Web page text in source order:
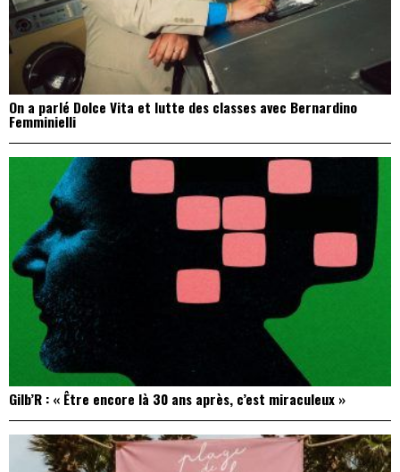
On a parlé Dolce Vita et lutte des classes avec Bernardino
Femminielli
Gilb’R : « Être encore là 30 ans après, c’est miraculeux »